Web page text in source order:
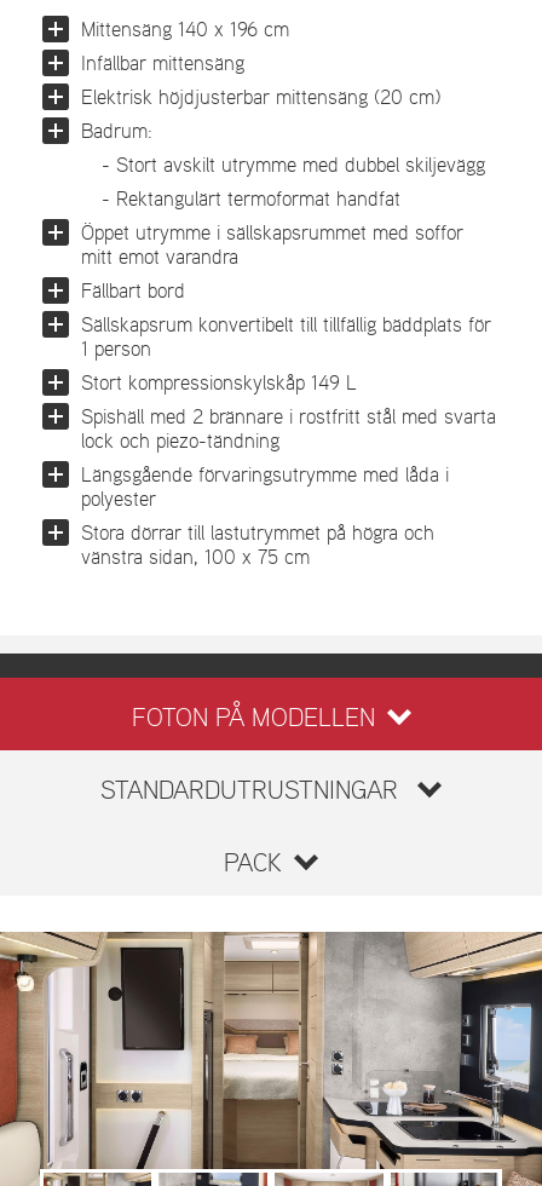
Mittensäng 140 x 196 cm
Infällbar mittensäng
Elektrisk höjdjusterbar mittensäng (20 cm)
Badrum:
- Stort avskilt utrymme med dubbel skiljevägg
- Rektangulärt termoformat handfat
Öppet utrymme i sällskapsrummet med soffor
mitt emot varandra
Fällbart bord
Sällskapsrum konvertibelt till tillfällig bäddplats för
1 person
Stort kompressionskylskåp 149 L
Spishäll med 2 brännare i rostfritt stål med svarta
lock och piezo-tändning
Längsgående förvaringsutrymme med låda i
polyester
Stora dörrar till lastutrymmet på högra och
vänstra sidan, 100 x 75 cm
FOTON PÅ MODELLEN
STANDARDUTRUSTNINGAR
PACK